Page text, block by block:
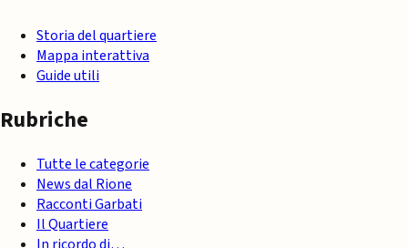
Storia del quartiere
Mappa interattiva
Guide utili
Rubriche
Tutte le categorie
News dal Rione
Racconti Garbati
Il Quartiere
In ricordo di…